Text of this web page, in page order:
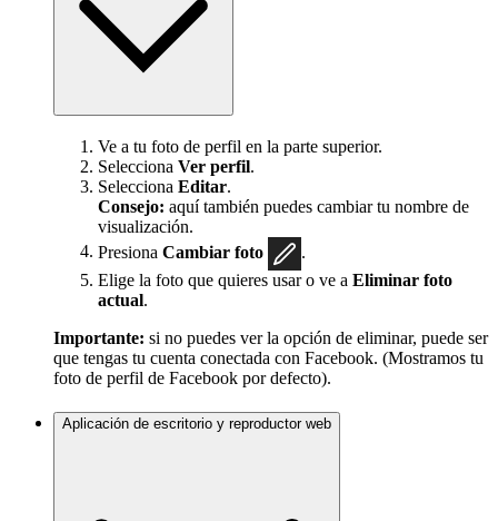
Ve a tu foto de perfil en la parte superior.
Selecciona Ver perfil.
Selecciona Editar.
Consejo: aquí también puedes cambiar tu nombre de
visualización.
Presiona Cambiar foto
.
Elige la foto que quieres usar o ve a Eliminar foto
actual.
Importante: si no puedes ver la opción de eliminar, puede ser
que tengas tu cuenta conectada con Facebook. (Mostramos tu
foto de perfil de Facebook por defecto).
Aplicación de escritorio y reproductor web